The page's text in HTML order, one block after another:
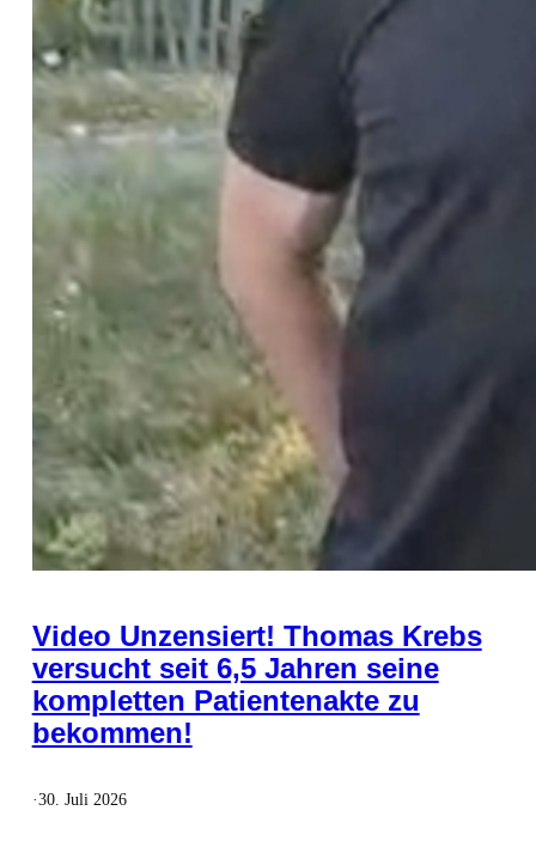
Video Unzensiert! Thomas Krebs
versucht seit 6,5 Jahren seine
kompletten Patientenakte zu
bekommen!
·30. Juli 2026